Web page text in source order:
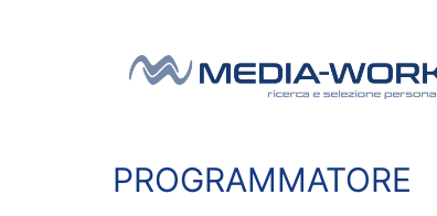
Navigazione principale
PROGRAMMATORE